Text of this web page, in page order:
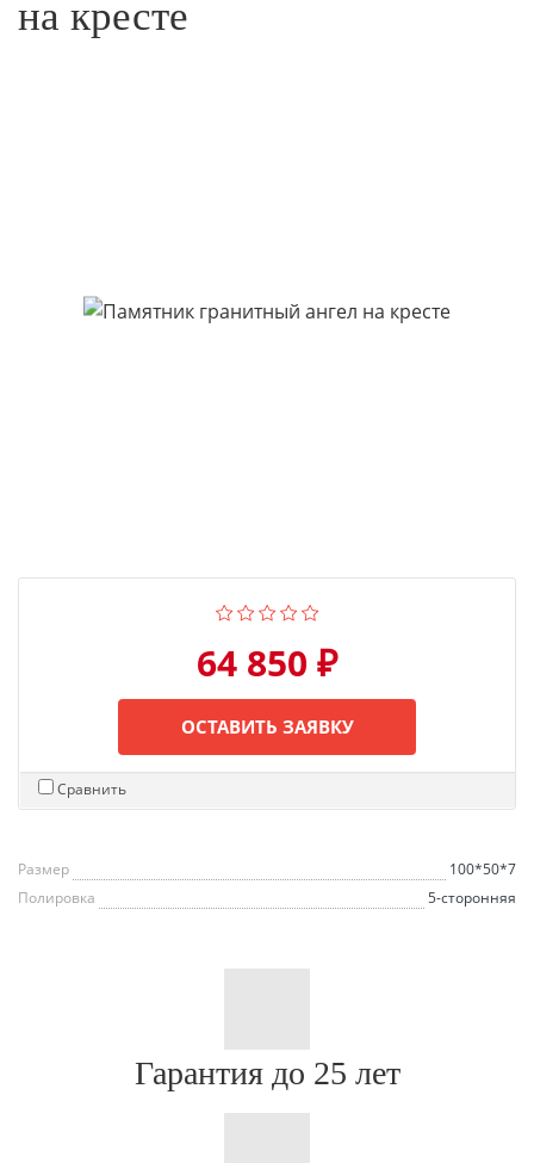
на кресте
64 850 ₽
ОСТАВИТЬ ЗАЯВКУ
Сравнить
Размер
100*50*7
Полировка
5-сторонняя
Гарантия до 25 лет